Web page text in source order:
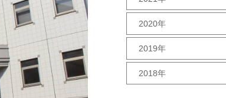
4月 (1)
3月 (2)
1月 (3)
8月 (2)
7月 (2)
6月 (2)
5月 (2)
3月 (1)
9月 (2)
8月 (2)
7月 (2)
6月 (2)
5月 (2)
11月 (2)
10月 (3)
9月 (3)
8月 (2)
6月 (2)
5月 (3)
12月 (2)
11月 (2)
10月 (2)
9月 (5)
8月 (1)
2020年
12月 (2)
11月 (2)
10月 (2)
2019年
12月 (3)
11月 (1)
2018年